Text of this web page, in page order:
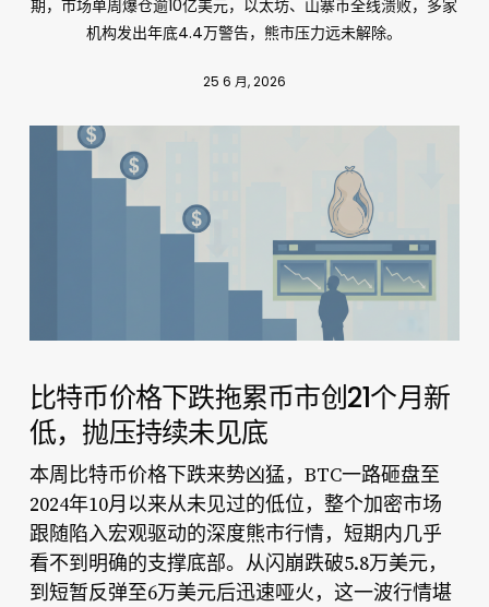
期，市场单周爆仓逾10亿美元，以太坊、山寨币全线溃败，多家
机构发出年底4.4万警告，熊市压力远未解除。
25 6 月, 2026
比特币价格下跌拖累币市创21个月新
低，抛压持续未见底
本周 比特币价格下跌来势凶猛，BTC一路砸盘至
2024年10月以来从未见过的低位，整个加密市场
跟随陷入宏观驱动的深度熊市行情，短期内几乎
看不到明确的支撑底部。从闪崩跌破5.8万美元，
到短暂反弹至6万美元后迅速哑火，这一波行情堪